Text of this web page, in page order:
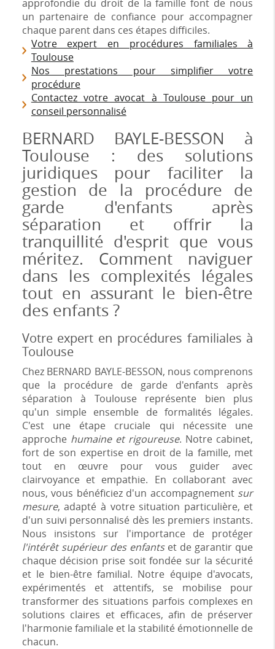
approfondie du droit de la famille font de nous
un partenaire de confiance pour accompagner
chaque parent dans ces étapes difficiles.
Votre expert en procédures familiales à
Toulouse
Nos prestations pour simplifier votre
procédure
Contactez votre avocat à Toulouse pour un
conseil personnalisé
BERNARD BAYLE-BESSON à
Toulouse : des solutions
juridiques pour faciliter la
gestion de la procédure de
garde d'enfants après
séparation et offrir la
tranquillité d'esprit que vous
méritez. Comment naviguer
dans les complexités légales
tout en assurant le bien-être
des enfants ?
Votre expert en procédures familiales à
Toulouse
Chez BERNARD BAYLE-BESSON, nous comprenons
que la procédure de garde d'enfants après
séparation à Toulouse représente bien plus
qu'un simple ensemble de formalités légales.
C'est une étape cruciale qui nécessite une
approche humaine et rigoureuse. Notre cabinet,
fort de son expertise en droit de la famille, met
tout en œuvre pour vous guider avec
clairvoyance et empathie. En collaborant avec
nous, vous bénéficiez d'un accompagnement sur
mesure, adapté à votre situation particulière, et
d'un suivi personnalisé dès les premiers instants.
Nous insistons sur l'importance de protéger
l'intérêt supérieur des enfantset de garantir que
chaque décision prise soit fondée sur la sécurité
et le bien-être familial. Notre équipe d'avocats,
expérimentés et attentifs, se mobilise pour
transformer des situations parfois complexes en
solutions claires et efficaces, afin de préserver
l'harmonie familiale et la stabilité émotionnelle de
chacun.